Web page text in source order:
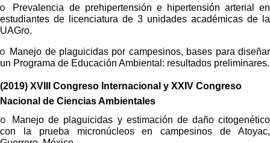
o
Prevalencia de prehipertensión e hipertensión arterial en
estudiantes de licenciatura de 3 unidades académicas de la
UAGro.
o Manejo de plaguicidas por campesinos, bases para diseñar
un Programa de Educación Ambiental: resultados preliminares.
(2019) XVIII Congreso Internacional y XXIV Congreso
Nacional de Ciencias Ambientales
o
Manejo de plaguicidas y estimación de daño citogenético
con la prueba micronúcleos en campesinos de Atoyac,